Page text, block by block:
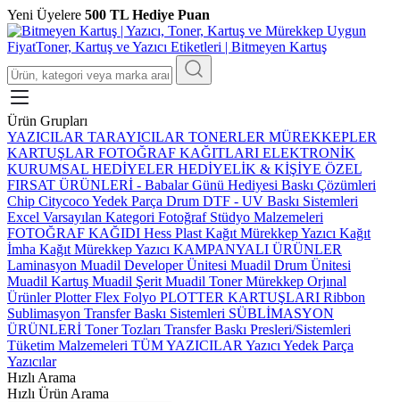
Yeni Üyelere 500 TL Hediye Puan
Ürün Grupları
YAZICILAR TARAYICILAR TONERLER MÜREKKEPLER
KARTUŞLAR FOTOĞRAF KAĞITLARI ELEKTRONİK
KURUMSAL HEDİYELER HEDİYELİK & KİŞİYE ÖZEL
FIRSAT ÜRÜNLERİ - Babalar Günü Hediyesi Baskı Çözümleri
Chip Citycoco Yedek Parça Drum DTF - UV Baskı Sistemleri
Excel Varsayılan Kategori Fotoğraf Stüdyo Malzemeleri
FOTOĞRAF KAĞIDI Hess Plast Kağıt Mürekkep Yazıcı Kağıt
İmha Kağıt Mürekkep Yazıcı KAMPANYALI ÜRÜNLER
Laminasyon Muadil Developer Ünitesi Muadil Drum Ünitesi
Muadil Kartuş Muadil Şerit Muadil Toner Mürekkep Orjınal
Ürünler Plotter Flex Folyo PLOTTER KARTUŞLARI Ribbon
Sublimasyon Transfer Baskı Sistemleri SÜBLİMASYON
ÜRÜNLERİ Toner Tozları Transfer Baskı Presleri/Sistemleri
Tüketim Malzemeleri TÜM YAZICILAR Yazıcı Yedek Parça
Yazıcılar
Hızlı Arama
Hızlı Ürün Arama